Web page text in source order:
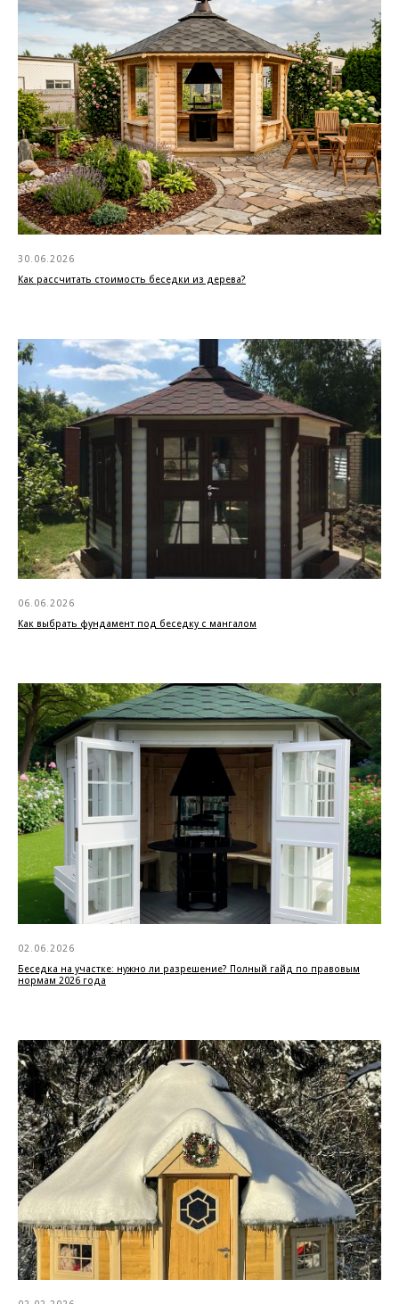
30.06.2026
Как рассчитать стоимость беседки из дерева?
06.06.2026
Как выбрать фундамент под беседку с мангалом
02.06.2026
Беседка на участке: нужно ли разрешение? Полный гайд по правовым
нормам 2026 года